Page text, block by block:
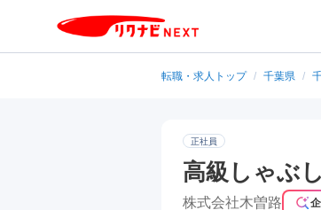
転職・求人トップ / 千葉県 /
正社員
高級しゃぶ
株式会社木曽路